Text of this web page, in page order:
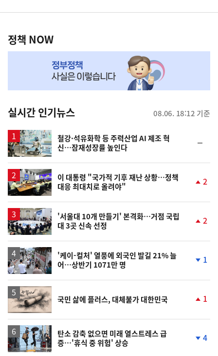
영
책
NOW,
뉴
스
정책 NOW
실시간 인기뉴스 08.06. 18:12 기준
철강·석유화학 등 주력산업 AI 제조 혁
신…잠재성장률 높인다
일
이 대통령 "국가적 기후 재난 상황…정책
대응 최대치로 올려야"
상
2
'서울대 10개 만들기' 본격화…거점 국립
대 3곳 신속 선정
상
2
'케이-컬처' 열풍에 외국인 발길 21% 늘
어…상반기 1071만 명
하
1
영
상
국민 삶에 플러스, 대체불가 대한민국
상
1
탄소 감축 없으면 미래 열스트레스 급
증…'휴식 중 위험' 상승
4